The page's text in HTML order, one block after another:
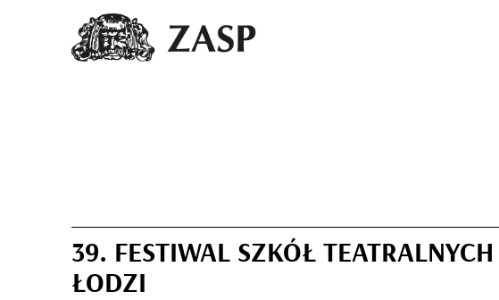
39. FESTIWAL SZKÓŁ
ŁODZI